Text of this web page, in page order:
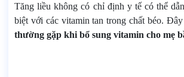
Tăng liều không có chỉ định y tế có thể
biệt với các vitamin tan trong chất béo.
thường gặp khi bổ sung vitamin cho mẹ